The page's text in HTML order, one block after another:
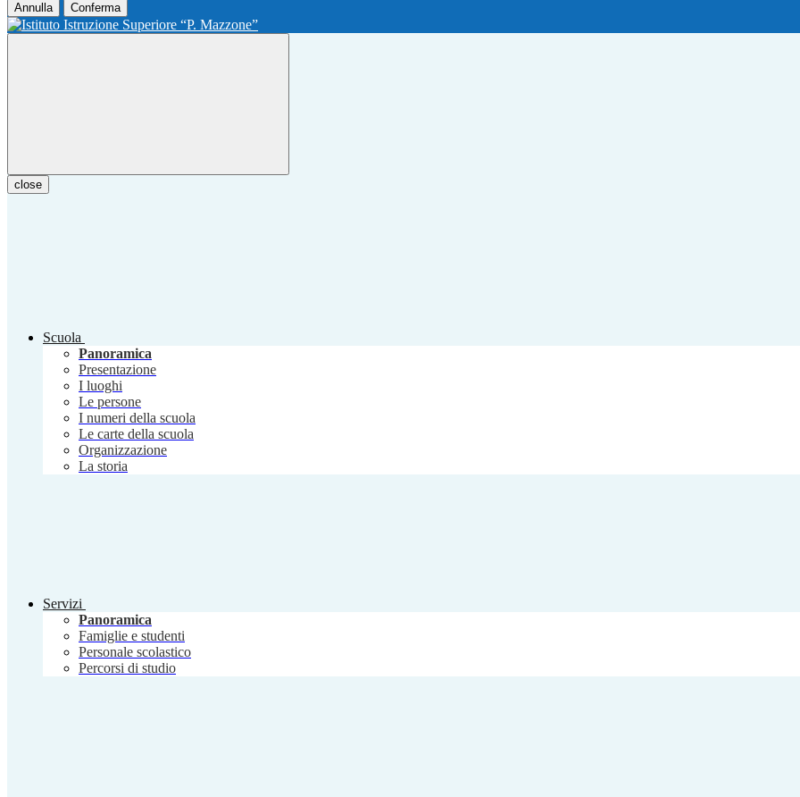
Annulla Conferma
close
Scuola
Panoramica
Presentazione
I luoghi
Le persone
I numeri della scuola
Le carte della scuola
Organizzazione
La storia
Servizi
Panoramica
Famiglie e studenti
Personale scolastico
Percorsi di studio